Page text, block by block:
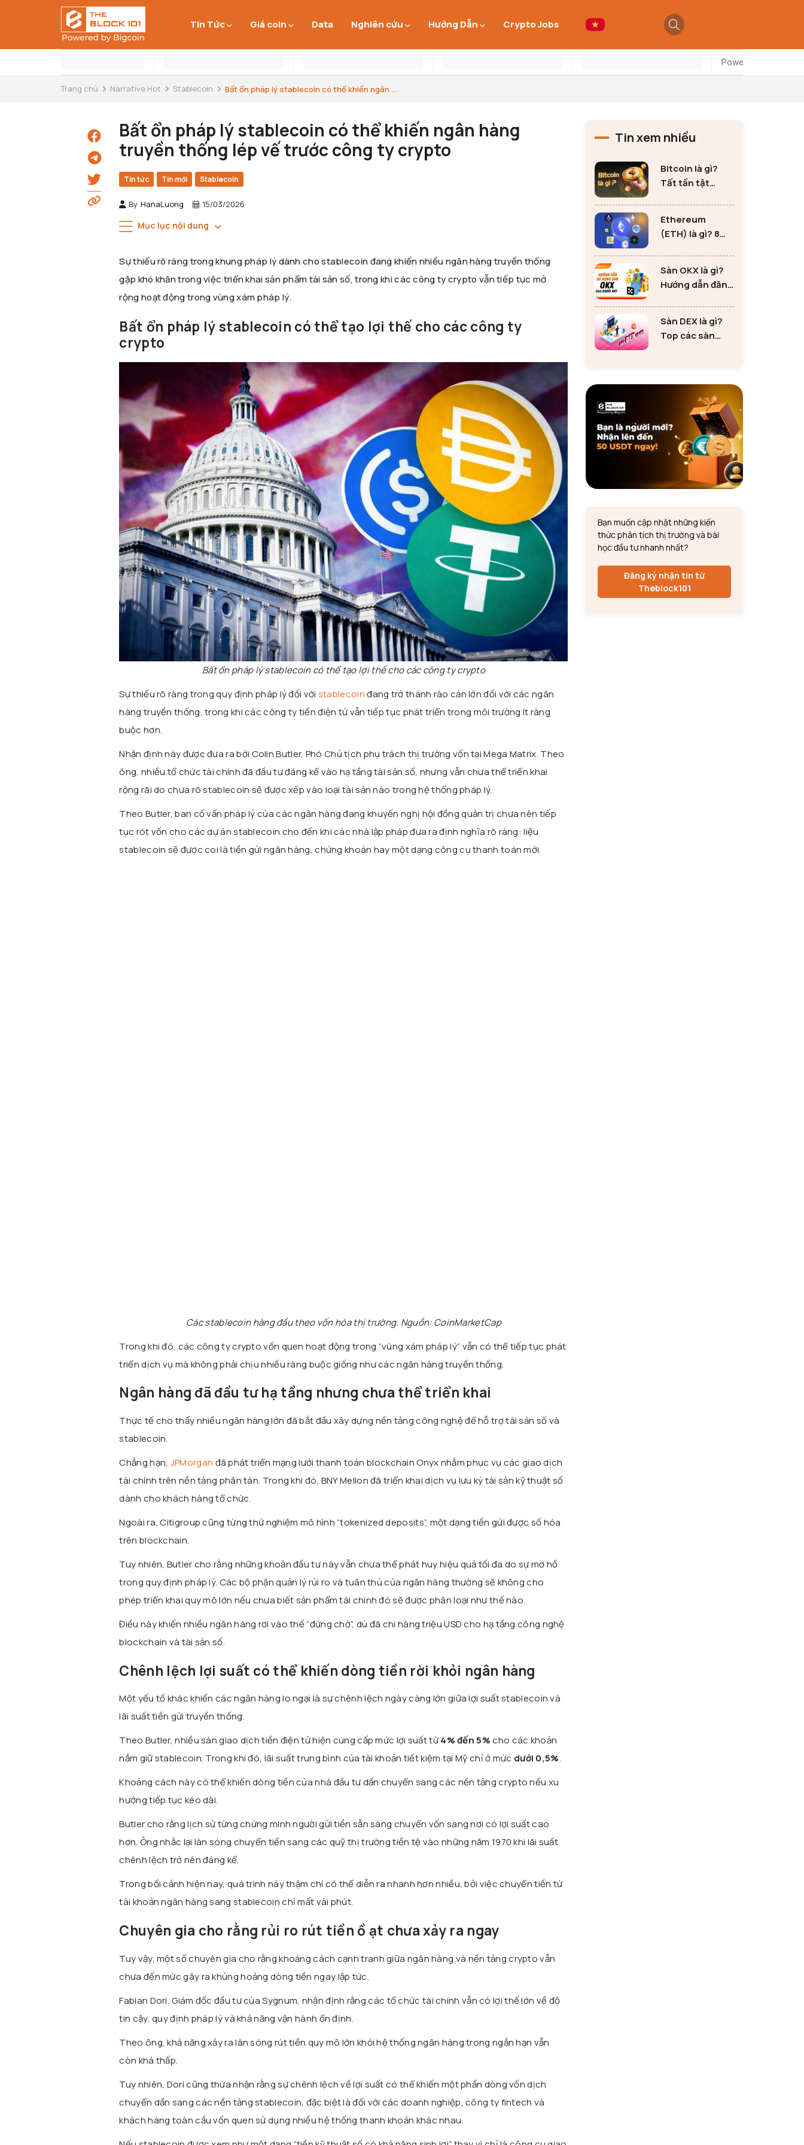
Tin Tức Giá coin Data Nghiên cứu Hướng Dẫn Crypto Jobs
Trang chủ Narrative Hot Stablecoin Bất ổn pháp lý stablecoin có thể khiến ngân ...
Bất ổn pháp lý stablecoin có thể khiến ngân hàng
truyền thống lép vế trước công ty crypto
Tin tức Tin mới Stablecoin
By HanaLuong 15/03/2026
Mục lục nội dung
Sự thiếu rõ ràng trong khung pháp lý dành cho stablecoin đang khiến nhiều ngân hàng truyền thống
gặp khó khăn trong việc triển khai sản phẩm tài sản số, trong khi các công ty crypto vẫn tiếp tục mở
rộng hoạt động trong vùng xám pháp lý.
Bất ổn pháp lý stablecoin có thể tạo lợi thế cho các công ty
crypto
Bất ổn pháp lý stablecoin có thể tạo lợi thế cho các công ty crypto
Sự thiếu rõ ràng trong quy định pháp lý đối với stablecoinđang trở thành rào cản lớn đối với các ngân
hàng truyền thống, trong khi các công ty tiền điện tử vẫn tiếp tục phát triển trong môi trường ít ràng
buộc hơn.
Nhận định này được đưa ra bởi Colin Butler, Phó Chủ tịch phụ trách thị trường vốn tạiMega Matrix. Theo
ông, nhiều tổ chức tài chính đã đầu tư đáng kể vào hạ tầng tài sản số, nhưng vẫn chưa thể triển khai
rộng rãi do chưa rõ stablecoin sẽ được xếp vào loại tài sản nào trong hệ thống pháp lý.
Theo Butler, ban cố vấn pháp lý của các ngân hàng đang khuyến nghị hội đồng quản trị chưa nên tiếp
tục rót vốn cho các dự án stablecoin cho đến khi các nhà lập pháp đưa ra định nghĩa rõ ràng: liệu
stablecoin sẽ được coi là tiền gửi ngân hàng, chứng khoán hay một dạng công cụ thanh toán mới.
Các stablecoin hàng đầu theo vốn hóa thị trường. Nguồn: CoinMarketCap
Trong khi đó, các công ty crypto vốn quen hoạt động trong “vùng xám pháp lý” vẫn có thể tiếp tục phát
triển dịch vụ mà không phải chịu nhiều ràng buộc giống như các ngân hàng truyền thống.
Ngân hàng đã đầu tư hạ tầng nhưng chưa thể triển khai
Thực tế cho thấy nhiều ngân hàng lớn đã bắt đầu xây dựng nền tảng công nghệ để hỗ trợ tài sản số và
stablecoin.
Chẳng hạn, JPMorgan đã phát triển mạng lưới thanh toán blockchain Onyx nhằm phục vụ các giao dịch
tài chính trên nền tảng phân tán. Trong khi đó, BNY Mellonđã triển khai dịch vụ lưu ký tài sản kỹ thuật số
dành cho khách hàng tổ chức.
Ngoài ra,Citigroupcũng từng thử nghiệm mô hình “tokenized deposits”, một dạng tiền gửi được số hóa
trên blockchain.
Tuy nhiên, Butler cho rằng những khoản đầu tư này vẫn chưa thể phát huy hiệu quả tối đa do sự mơ hồ
trong quy định pháp lý. Các bộ phận quản lý rủi ro và tuân thủ của ngân hàng thường sẽ không cho
phép triển khai quy mô lớn nếu chưa biết sản phẩm tài chính đó sẽ được phân loại như thế nào.
Điều này khiến nhiều ngân hàng rơi vào thế “đứng chờ”, dù đã chi hàng triệu USD cho hạ tầng công nghệ
blockchain và tài sản số.
Chênh lệch lợi suất có thể khiến dòng tiền rời khỏi ngân hàng
Một yếu tố khác khiến các ngân hàng lo ngại là sự chênh lệch ngày càng lớn giữa lợi suất stablecoin và
lãi suất tiền gửi truyền thống.
Theo Butler, nhiều sàn giao dịch tiền điện tử hiện cung cấp mức lợi suất từ4% đến 5%cho các khoản
nắm giữ stablecoin. Trong khi đó, lãi suất trung bình của tài khoản tiết kiệm tại Mỹ chỉ ở mức dưới 0,5%.
Khoảng cách này có thể khiến dòng tiền của nhà đầu tư dần chuyển sang các nền tảng crypto nếu xu
hướng tiếp tục kéo dài.
Butler cho rằng lịch sử từng chứng minh người gửi tiền sẵn sàng chuyển vốn sang nơi có lợi suất cao
hơn. Ông nhắc lại làn sóng chuyển tiền sang các quỹ thị trường tiền tệ vào những năm 1970 khi lãi suất
chênh lệch trở nên đáng kể.
Trong bối cảnh hiện nay, quá trình này thậm chí có thể diễn ra nhanh hơn nhiều, bởi việc chuyển tiền từ
tài khoản ngân hàng sang stablecoin chỉ mất vài phút.
Chuyên gia cho rằng rủi ro rút tiền ồ ạt chưa xảy ra ngay
Tuy vậy, một số chuyên gia cho rằng khoảng cách cạnh tranh giữa ngân hàng và nền tảng crypto vẫn
chưa đến mức gây ra khủng hoảng dòng tiền ngay lập tức.
Fabian Dori, Giám đốc đầu tư củaSygnum, nhận định rằng các tổ chức tài chính vẫn có lợi thế lớn về độ
tin cậy, quy định pháp lý và khả năng vận hành ổn định.
Theo ông, khả năng xảy ra làn sóng rút tiền quy mô lớn khỏi hệ thống ngân hàng trong ngắn hạn vẫn
còn khá thấp.
Tuy nhiên, Dori cũng thừa nhận rằng sự chênh lệch về lợi suất có thể khiến một phần dòng vốn dịch
chuyển dần sang các nền tảng stablecoin, đặc biệt là đối với các doanh nghiệp, công ty fintech và
khách hàng toàn cầu vốn quen sử dụng nhiều hệ thống thanh khoản khác nhau.
Tin xem nhiều
Bitcoin là gì?
Tất tần tật
Bitcoin
Ethereum
(ETH) là gì? 8
tư Ethereum
Sàn OKX là gì?
Hướng dẫn đăng
mới
Sàn DEX là gì?
Top các sàn
Bạn muốn cập nhật những kiến
thức phân tích thị trường và bài
học đầu tư nhanh nhất?
Đăng ký nhận tin từ
Theblock101